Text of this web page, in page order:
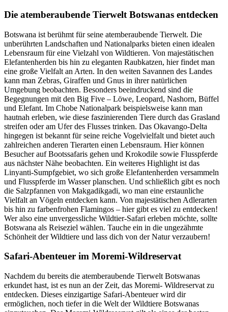
Die atemberaubende Tierwelt Botswanas entdecken
Botswana ist berühmt für seine atemberaubende Tierwelt. Die
unberührten Landschaften und Nationalparks bieten einen idealen
Lebensraum für eine Vielzahl von Wildtieren. Von majestätischen
Elefantenherden bis hin zu eleganten Raubkatzen, hier findet man
eine große Vielfalt an Arten. In den weiten Savannen des Landes
kann man Zebras, Giraffen und Gnus in ihrer natürlichen
Umgebung beobachten. Besonders beeindruckend sind die
Begegnungen mit den Big Five – Löwe, Leopard, Nashorn, Büffel
und Elefant. Im Chobe Nationalpark beispielsweise kann man
hautnah erleben, wie diese faszinierenden Tiere durch das Grasland
streifen oder am Ufer des Flusses trinken. Das Okavango-Delta
hingegen ist bekannt für seine reiche Vogelvielfalt und bietet auch
zahlreichen anderen Tierarten einen Lebensraum. Hier können
Besucher auf Bootssafaris gehen und Krokodile sowie Flusspferde
aus nächster Nähe beobachten. Ein weiteres Highlight ist das
Linyanti-Sumpfgebiet, wo sich große Elefantenherden versammeln
und Flusspferde im Wasser planschen. Und schließlich gibt es noch
die Salzpfannen von Makgadikgadi, wo man eine erstaunliche
Vielfalt an Vögeln entdecken kann. Von majestätischen Adlerarten
bis hin zu farbenfrohen Flamingos – hier gibt es viel zu entdecken!
Wer also eine unvergessliche Wildtier-Safari erleben möchte, sollte
Botswana als Reiseziel wählen. Tauche ein in die ungezähmte
Schönheit der Wildtiere und lass dich von der Natur verzaubern!
Safari-Abenteuer im Moremi-Wildreservat
Nachdem du bereits die atemberaubende Tierwelt Botswanas
erkundet hast, ist es nun an der Zeit, das Moremi- Wildreservat zu
entdecken. Dieses einzigartige Safari-Abenteuer wird dir
ermöglichen, noch tiefer in die Welt der Wildtiere Botswanas